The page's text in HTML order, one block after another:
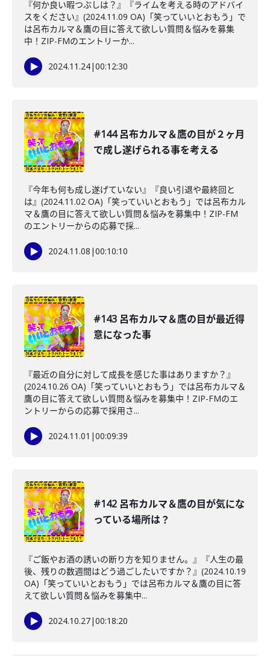
『何か良い暇つぶしは？』『ライムを考える時のアドバイ
スをください』(2024.11.09 OA)「笑っていいとおもう」で
は呂布カルマ＆鷹の目に答えて欲しい質問＆悩みを募集
中！ZIP-FMのエントリーか...
2024.11.24|00:12:30
#144 呂布カルマ＆鷹の目が２ヶ月
で成し遂げられる事を考える
『今年も何も成し遂げていない』『良い引退や最終回と
は』(2024.11.02 OA)「笑っていいとおもう」では呂布カル
マ＆鷹の目に答えて欲しい質問＆悩みを募集中！ZIP-FM
のエントリーからの応募で採...
2024.11.08 |00:10:10
#143 呂布カルマ＆鷹の目が最近得
意になった事
『最近の自分に対して成長を感じた事はありますか？』
(2024.10.26 OA)「笑っていいとおもう」では呂布カルマ＆
鷹の目に答えて欲しい質問＆悩みを募集中！ZIP-FMのエ
ントリーからの応募で採用さ...
2024.11.01 |00:09:39
#142 呂布カルマ＆鷹の目が気にな
っている場所は？
『ご飯やお酒の誘いの断り方を知りません。』『人生の最
後、残りの数週間はどう過ごしたいですか？』(2024.10.19
OA)「笑っていいとおもう」では呂布カルマ＆鷹の目に答
えて欲しい質問＆悩みを募集中...
2024.10.27|00:18:20